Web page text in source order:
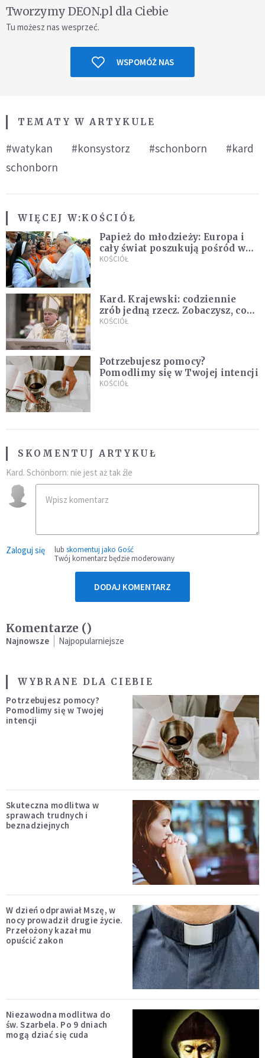
Tworzymy DEON.pl dla Ciebie
Tu możesz nas wesprzeć.
WSPOMÓŻ NAS
TEMATY W ARTYKULE
#watykan #konsystorz #schonborn
#kard
schonborn
WIĘCEJ W:KOŚCIÓŁ
Papież do młodzieży: Europa i
cały świat poszukują pośród was
nowych świętych
KOŚCIÓŁ
Kard. Krajewski: codziennie
zrób jedną rzecz. Zobaczysz, co
stanie się z twoim życiem
KOŚCIÓŁ
Potrzebujesz pomocy?
Pomodlimy się w Twojej intencji
KOŚCIÓŁ
SKOMENTUJ ARTYKUŁ
Kard. Schönborn: nie jest aż tak źle
Zaloguj się lub skomentuj jako Gość
Twój komentarz będzie moderowany
DODAJ KOMENTARZ
Komentarze ()
Najnowsze Najpopularniejsze
WYBRANE DLA CIEBIE
Potrzebujesz pomocy?
Pomodlimy się w Twojej
intencji
Skuteczna modlitwa w
sprawach trudnych i
beznadziejnych
W dzień odprawiał Mszę, w
nocy prowadził drugie życie.
Przełożony kazał mu
opuścić zakon
Niezawodna modlitwa do
św. Szarbela. Po 9 dniach
mogą dziać się cuda